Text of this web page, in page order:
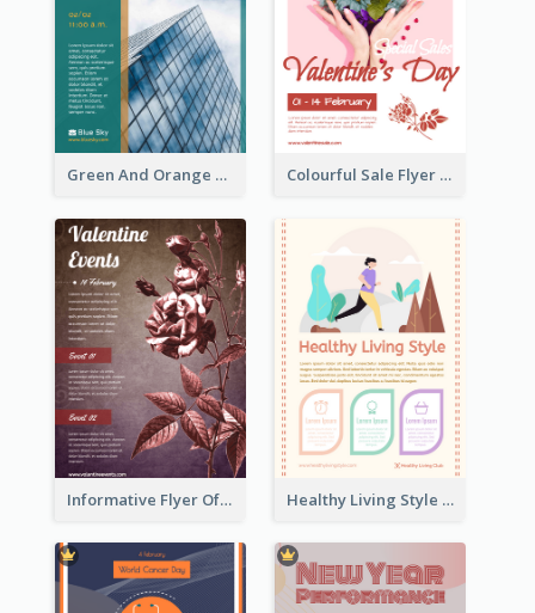
Green And Orange Flyer Of Opening Ceremony Colourful Sale Flyer Of Valentine Day With Photo
Informative Flyer Of Valentine Activities In Dark Colour Tone Healthy Living Style Flyer In Warm Colour Tone